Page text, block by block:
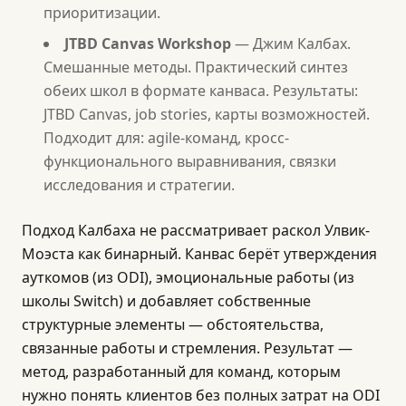
приоритизации.
JTBD Canvas Workshop— Джим Калбах.
Смешанные методы. Практический синтез
обеих школ в формате канваса. Результаты:
JTBD Canvas, job stories, карты возможностей.
Подходит для: agile-команд, кросс-
функционального выравнивания, связки
исследования и стратегии.
Подход Калбаха не рассматривает раскол Улвик-
Моэста как бинарный. Канвас берёт утверждения
ауткомов (из ODI), эмоциональные работы (из
школы Switch) и добавляет собственные
структурные элементы — обстоятельства,
связанные работы и стремления. Результат —
метод, разработанный для команд, которым
нужно понять клиентов без полных затрат на ODI